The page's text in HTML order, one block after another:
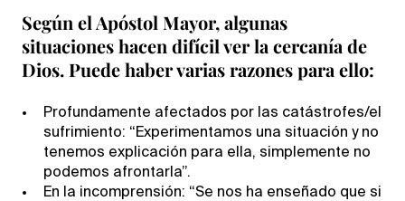
Según el Apóstol Mayor, algunas
situaciones hacen difícil ver la cercanía de
Dios. Puede haber varias razones para ello:
Profundamente afectados por las catástrofes/el
sufrimiento: “Experimentamos una situación y no
tenemos explicación para ella, simplemente no
podemos afrontarla”.
En la incomprensión: “Se nos ha enseñado que si